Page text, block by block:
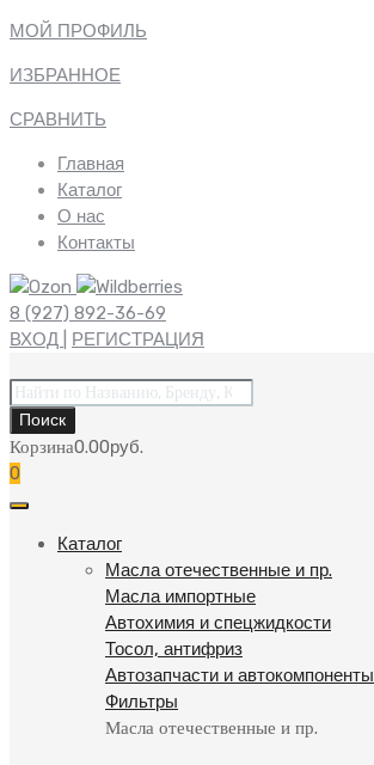
МОЙ ПРОФИЛЬ
ИЗБРАННОЕ
СРАВНИТЬ
Главная
Каталог
О нас
Контакты
8 (927) 892-36-69
ВХОД
РЕГИСТРАЦИЯ
Поиск
товаров
Поиск
Корзина0.00руб.
0
Каталог
Масла отечественные и пр.
Масла импортные
Автохимия и спецжидкости
Тосол, антифриз
Автозапчасти и автокомпоненты
Фильтры
Масла отечественные и пр.